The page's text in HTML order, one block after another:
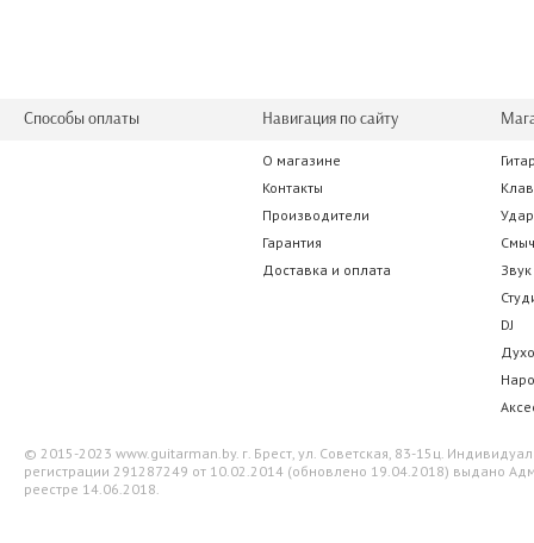
Способы оплаты Навигация по сайту
О магазине
Контакты
Производители
Гарантия
Доставка и оплата
Звук
DJ
© 2015-2023 www.guitarman.by. г. Брест, ул. Советская, 83-15ц.
регистрации 291287249 от 10.02.2014 (обновлено 19.04.2018) выдано
реестре 14.06.2018.